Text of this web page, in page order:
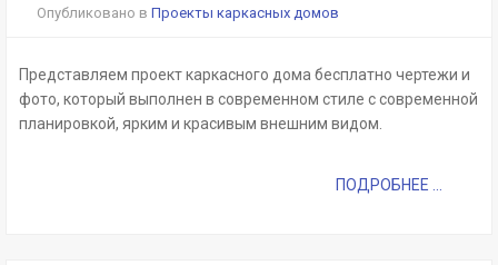
Опубликовано в Проекты каркасных домов
Представляем проект каркасного дома бесплатно чертежи и
фото, который выполнен в современном стиле с современной
планировкой, ярким и красивым внешним видом.
ПОДРОБНЕЕ ...